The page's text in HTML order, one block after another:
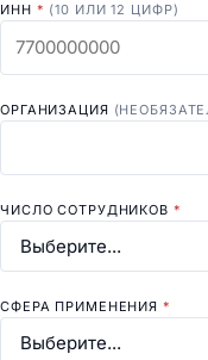
ИНН * (10 ИЛИ 12 ЦИФР)
ОРГАНИЗАЦИЯ
ЧИСЛО СОТРУДНИКОВ *
СФЕРА ПРИМЕНЕНИЯ *